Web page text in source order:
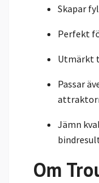
Skapar
Perfekt
Utmärkt
Passar
Jämn
Om